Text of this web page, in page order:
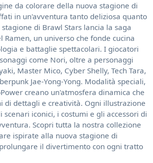
da colorare della nuova stagione di
in un'avventura tanto deliziosa quanto
di Brawl Stars lancia la saga
Ramen, un universo che fonde cucina
e battaglie spettacolari. I giocatori
come Nori, oltre a personaggi
Master Mico, Cyber ​​Shelly, Tech Tara,
Jae-Yong-Yong. Modalità speciali,
creano un'atmosfera dinamica che
di dettagli e creatività. Ogni illustrazione
iconici, i costumi e gli accessori di
Scopri tutta la nostra collezione
ispirate alla nuova stagione di
il divertimento con ogni tratto